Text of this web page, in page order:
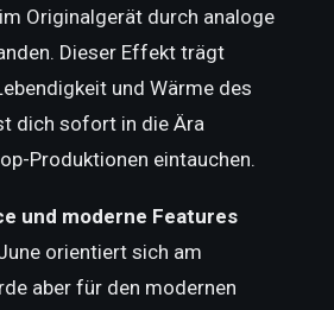
Originalgerät durch analoge
Dieser Effekt trägt
und Wärme des
dich sofort in die Ära
Produktionen eintauchen.
und moderne Features
orientiert sich am
aber für den modernen